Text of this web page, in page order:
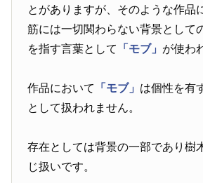
とがありますが、そのような作品
筋には一切関わらない背景として
を指す言葉として
「モブ」 が使わ
作品において 「モブ」 は個性を有
として扱われません。
存在としては背景の一部であり樹
じ扱いです。